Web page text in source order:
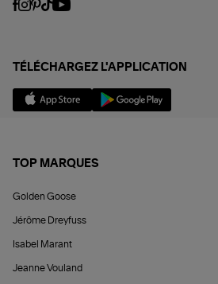
TÉLÉCHARGEZ L'APPLICATION
TOP MARQUES
Golden Goose
Jérôme Dreyfuss
Isabel Marant
Jeanne Vouland